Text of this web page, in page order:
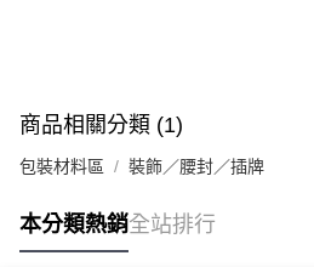
權轉讓予恩沛科技股份有限公司。
https://aftee.tw/terms/#terms3
「AFTEE先享後付」，若未經同意申辦者引
任。
４．使用「AFTEE先享後付」時，將依據個
每筆NT$90，滿NT$990(含以上)免運費
宅配-新竹物流
離島客戶-中華郵政
商品相關分類 (1)
包裝材料區 裝飾／腰封／插牌
本分類熱銷全站排行